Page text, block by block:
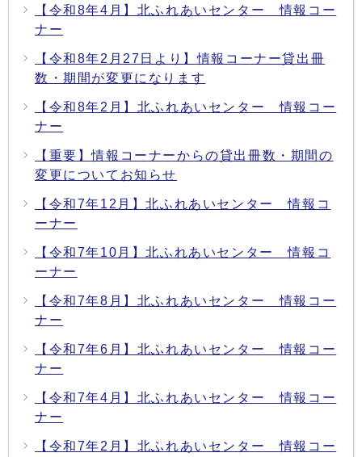
【令和8年4月】北ふれあいセンター 情報コー
ナー
【令和8年2月27日より】情報コーナー貸出冊
数・期間が変更になります
【令和8年2月】北ふれあいセンター 情報コー
ナー
【重要】情報コーナーからの貸出冊数・期間の
変更についてお知らせ
【令和7年12月】北ふれあいセンター 情報コ
ーナー
【令和7年10月】北ふれあいセンター 情報コ
ーナー
【令和7年8月】北ふれあいセンター 情報コー
ナー
【令和7年6月】北ふれあいセンター 情報コー
ナー
【令和7年4月】北ふれあいセンター 情報コー
ナー
【令和7年2月】北ふれあいセンター 情報コー